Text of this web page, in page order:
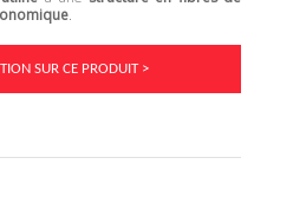
.
SUR CE PRODUIT >